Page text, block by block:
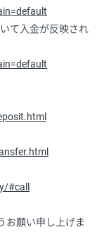
いて入金が反映され
#call
お願い申し上げま